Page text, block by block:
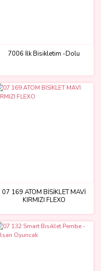
7006 İlk Bisikletim -Dolu
07 169 ATOM BİSİKLET MAVİ
KIRMIZI FLEXO